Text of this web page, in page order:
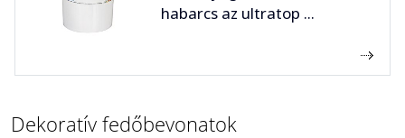
habarcs az ultratop ...
Dekoratív fedőbevonatok